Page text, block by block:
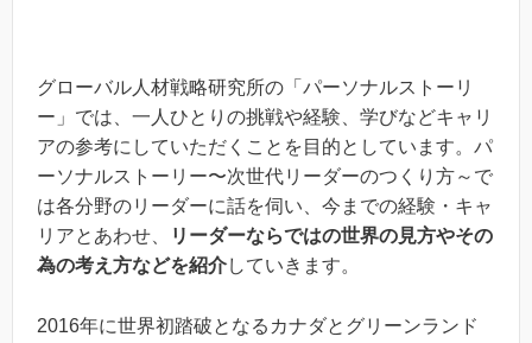
グローバル人材戦略研究所の「パーソナルストーリ
ー」では、一人ひとりの挑戦や経験、学びなどキャリ
アの参考にしていただくことを目的としています。パ
ーソナルストーリー〜次世代リーダーのつくり方～で
は各分野のリーダーに話を伺い、今までの経験・キャ
リアとあわせ、
リーダーならではの世界の見方やその
為の考え方などを紹介していきます。
2016年に世界初踏破となるカナダとグリーンランド